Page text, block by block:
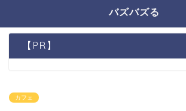
バズバズる
【PR】
カフェ